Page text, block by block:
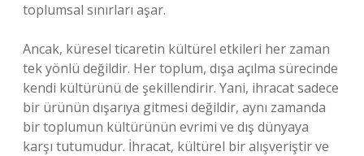
toplumsal sınırları aşar.
Ancak, küresel ticaretin kültürel etkileri her zaman
tek yönlü değildir. Her toplum, dışa açılma sürecinde
kendi kültürünü de şekillendirir. Yani, ihracat sadece
bir ürünün dışarıya gitmesi değildir, aynı zamanda
bir toplumun kültürünün evrimi ve dış dünyaya
karşı tutumudur. İhracat, kültürel bir alışveriştir ve